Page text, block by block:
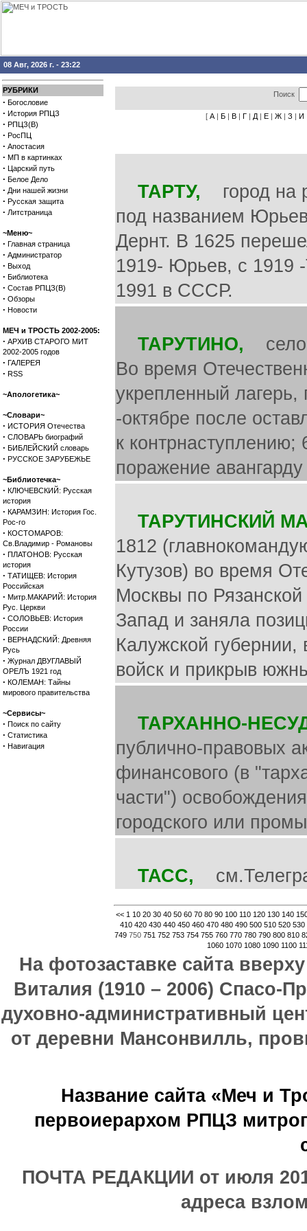
08 Авг, 2026 г. - 23:22
РУБРИКИ
· Богословие
· История РПЦЗ
· РПЦЗ(В)
· РосПЦ
· Апостасия
· МП в картинках
· Царский путь
· Белое Дело
· Дни нашей жизни
· Русская защита
· Литстраница
~Меню~
· Главная страница
· Администратор
· Выход
· Библиотека
· Состав РПЦЗ(В)
· Обзоры
· Новости
МЕЧ и ТРОСТЬ 2002-2005:
· АРХИВ СТАРОГО МИТ
2002-2005 годов
· ГАЛЕРЕЯ
· RSS
~Апологетика~
~Словари~
· ИСТОРИЯ Отечества
· СЛОВАРЬ биографий
· БИБЛЕЙСКИЙ словарь
· РУССКОЕ ЗАРУБЕЖЬЕ
~Библиотечка~
· КЛЮЧЕВСКИЙ: Русская
история
· КАРАМЗИН: История Гос.
Рос-го
· КОСТОМАРОВ:
Св.Владимир - Романовы
· ПЛАТОНОВ: Русская
история
· ТАТИЩЕВ: История
Российская
· Митр.МАКАРИЙ: История
Рус. Церкви
· СОЛОВЬЕВ: История
России
· ВЕРНАДСКИЙ: Древняя
Русь
· Журнал ДВУГЛАВЫЙ
ОРЕЛЪ 1921 год
· КОЛЕМАН: Тайны
мирового правительства
~Сервисы~
· Поиск по сайту
· Статистика
· Навигация
Поиск
[ А | Б | В | Г | Д | Е | Ж | З | И
ТАРТУ, город на
под названием
Дернт. В 1625
1919- Юрьев, с 1919
1991 в СССР.
ТАРУТИНО, село
Во время
укрепленный лагерь,
-октябре после
к контрнаступлению;
поражение
ТАРУТИНСКИЙ
1812
Кутузов) во время
Москвы по
Запад и заняла
Калужской
войск и прикрыв
ТАРХАННО-
публично-правовых
финансового (в
части")
городского или
ТАСС,
<< 1 10 20 30 40 50 60 70 80 90 100 110 120 130 140
410 420 430 440 450 460 470 480 490 500 510 520 530
749 750 751 752 753 754 755 760 770 780 790 800 810
1060 1070 1080 1090 1100
На фотозаставке сайта
Виталия (1910 – 2006) Спасо-
духовно-административный
от деревни Мансонвилль,
Название сайта «Меч и
первоиерархом РПЦЗ
ПОЧТА РЕДАКЦИИ от июля
адреса